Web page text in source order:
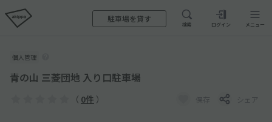
駐車場を貸す
検索 ログイン メニュー
個人管理
青の山 三菱団地 入り口駐車場
（ 0件 ） 保存 シェア